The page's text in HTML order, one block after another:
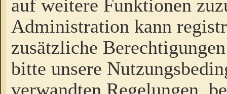
auf weitere Funktionen
Administration kann
zusätzliche
bitte unsere
verwandten Regelungen,